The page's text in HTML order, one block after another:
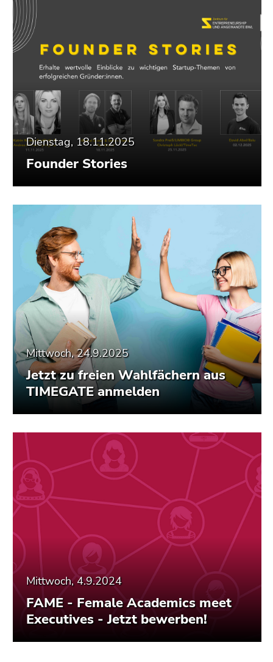
Dienstag, 18.11.2025
Founder Stories
Mittwoch, 24.9.2025
Jetzt zu freien Wahlfächern aus
TIMEGATE anmelden
Mittwoch, 4.9.2024
FAME - Female Academics meet
Executives - Jetzt bewerben!